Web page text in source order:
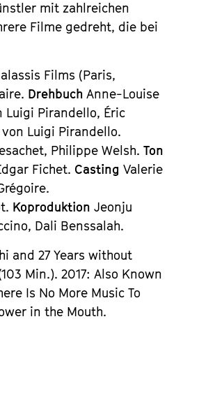
mit zahlreichen
Filme gedreht, die bei
Films (Paris,
DrehbuchAnne-Louise
Luigi Pirandello, Éric
Luigi Pirandello.
Philippe Welsh.Ton
Fichet. CastingValerie
KoproduktionJeonju
Dali Benssalah.
and 27 Years without
Min.). 2017: Also Known
Is No More Music To
in the Mouth.